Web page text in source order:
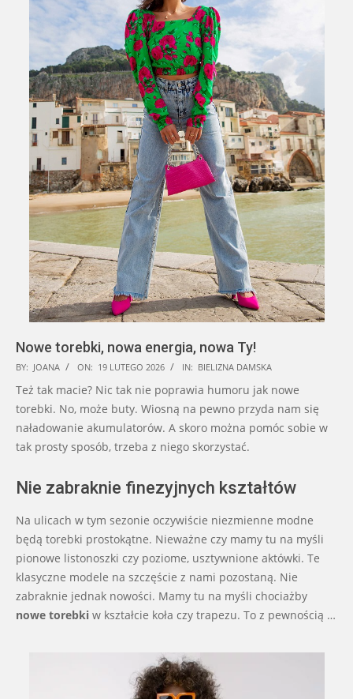
Nowe torebki, nowa energia, nowa Ty!
2026-
02-
19
BY: JOANA ON: 19 LUTEGO 2026 IN: BIELIZNA DAMSKA
Też tak macie? Nic tak nie poprawia humoru jak nowe
torebki. No, może buty. Wiosną na pewno przyda nam się
naładowanie akumulatorów. A skoro można pomóc sobie w
tak prosty sposób, trzeba z niego skorzystać.
Nie zabraknie finezyjnych kształtów
Na ulicach w tym sezonie oczywiście niezmienne modne
będą torebki prostokątne. Nieważne czy mamy tu na myśli
pionowe listonoszki czy poziome, usztywnione aktówki. Te
klasyczne modele na szczęście z nami pozostaną. Nie
zabraknie jednak nowości. Mamy tu na myśli chociażby
nowe torebki w kształcie koła czy trapezu. To z pewnością …